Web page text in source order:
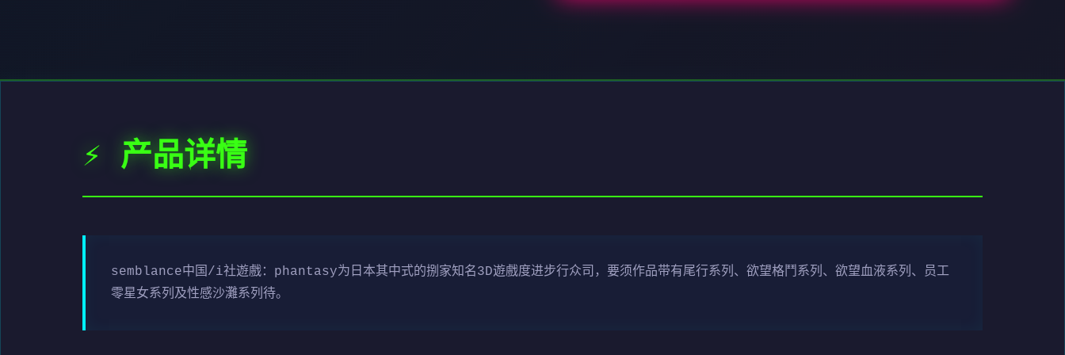
⚡ 产品详情
semblance中国/i社遊戲：phantasy为日本其中式的捌家知名3D遊戲度进步行众司，要须作品带有尾行系列、欲望格鬥系列、欲望血液系列、员工
零星女系列及性感沙灘系列待。